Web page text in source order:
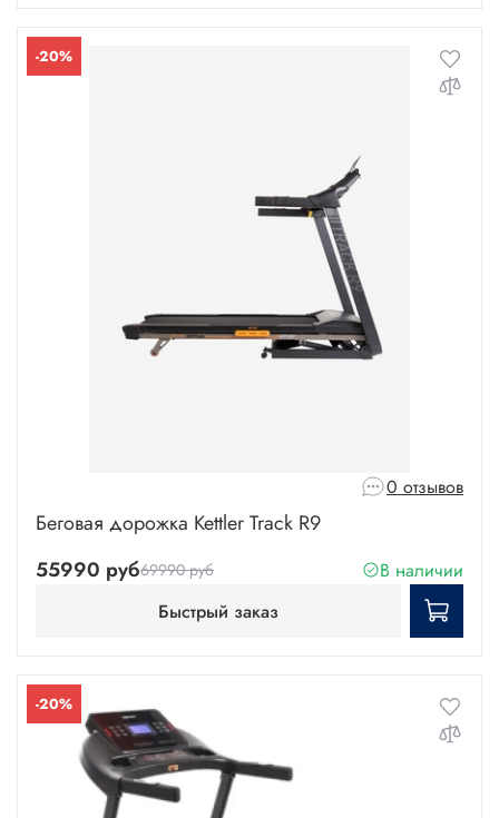
-20%
0 отзывов
Беговая дорожка Kettler Track R9
55990 руб69990 руб
В наличии
Быстрый заказ
-20%